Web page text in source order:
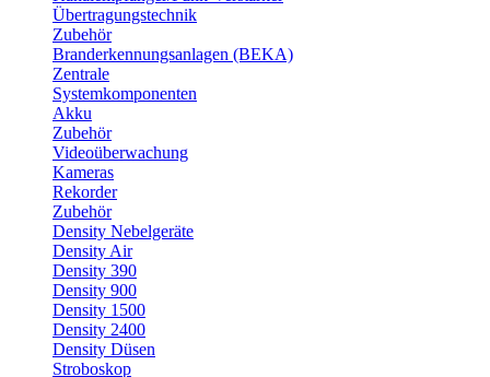
Übertragungstechnik
Zubehör
Branderkennungsanlagen (BEKA)
Zentrale
Systemkomponenten
Akku
Zubehör
Videoüberwachung
Kameras
Rekorder
Zubehör
Density Nebelgeräte
Density Air
Density 390
Density 900
Density 1500
Density 2400
Density Düsen
Stroboskop